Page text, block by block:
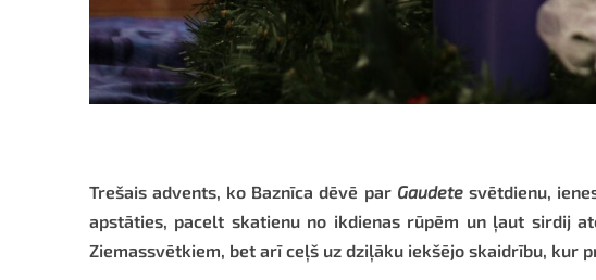
Trešais advents, ko Baznīca dēvē par Gaudetesvētdienu,
apstāties, pacelt skatienu no ikdienas rūpēm un ļaut sirdij
Ziemassvētkiem, bet arī ceļš uz dziļāku iekšējo skaidrību, kur